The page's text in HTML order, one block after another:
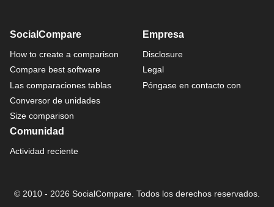
SocialCompare
How to create a comparison
Compare best software
Las comparaciones tablas
Conversor de unidades
Size comparison
Empresa
Disclosure
Legal
Póngase en contacto con
Comunidad
Actividad reciente
© 2010 - 2026 SocialCompare. Todos los derechos reservados.